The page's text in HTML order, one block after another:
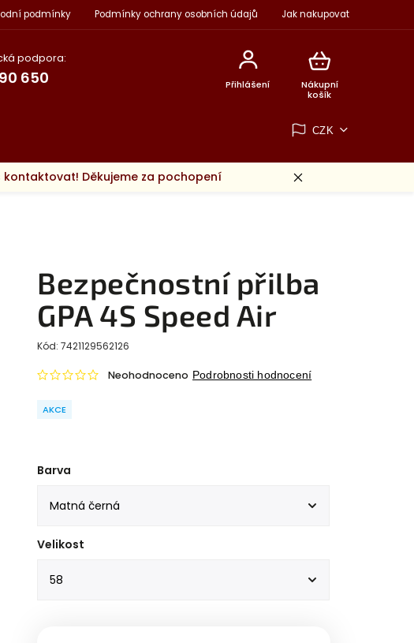
podmínky Podmínky ochrany osobních údajů Jak nakupovat
podpora:
650
Nákupní
košík
Přihlášení
CZK
Děkujeme za pochopení
Bezpečnostní přilba
GPA 4S Speed Air
Kód: 7421129562126
AKCE
Neohodnoceno Podrobnosti hodnocení
Barva
Velikost